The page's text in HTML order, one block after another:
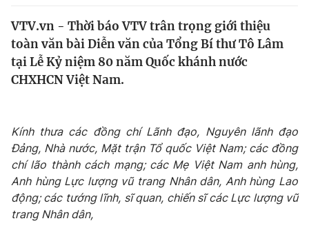
Thế giới
Tin tức
Thế giới đó đây
Kinh tế
Góc doanh nghiệp
Truyền hình
Phim VTV
Hậu trường
Giải trí
Điện ảnh
Đời sống
VTV.vn - Thời báo VTV trân trọng giới thiệu
toàn văn bài Diễn văn của Tổng Bí thư Tô Lâm
tại Lễ Kỷ niệm 80 năm Quốc khánh nước
CHXHCN Việt Nam.
Kính thưa các đồng chí Lãnh đạo, Nguyên lãnh đạo
Đảng, Nhà nước, Mặt trận Tổ quốc Việt Nam;cácđồng
chí lão thành cách mạng; cácMẹ Việt Nam anh hùng,
Anh hùng Lực lượng vũ trang Nhân dân, Anh hùng Lao
động;các tướng lĩnh, sĩ quan, chiến sĩ các Lực lượng vũ
trangNhân dân,